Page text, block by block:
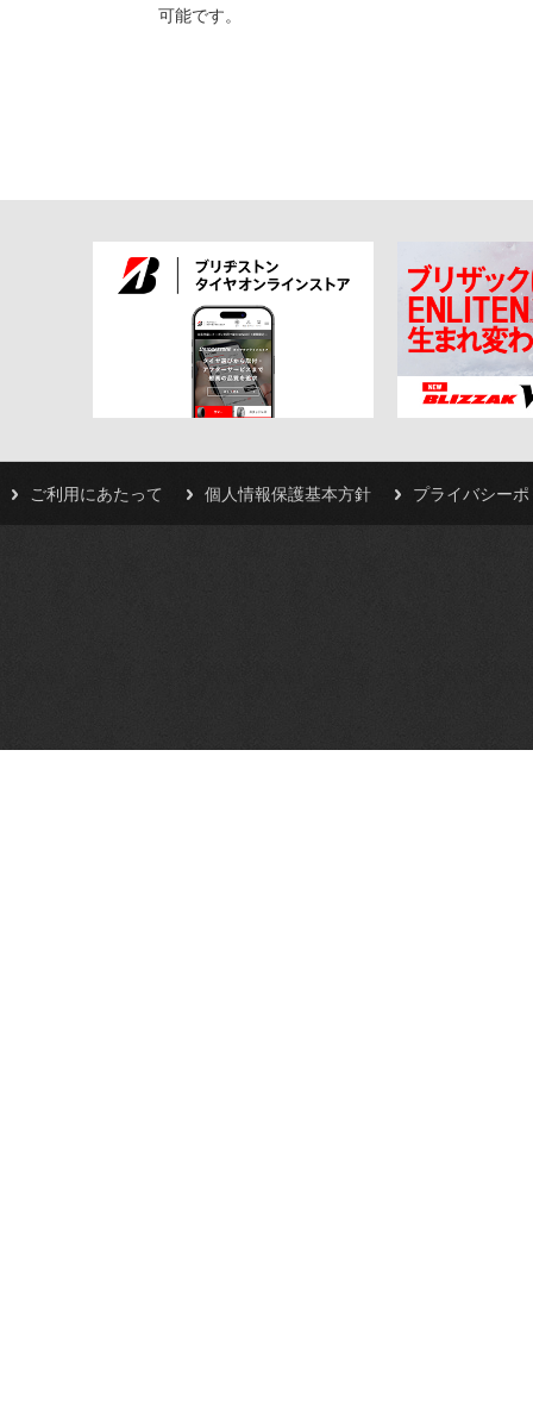
可能です。
ご利用にあたって 個人情報保護基本方針 プライバシー